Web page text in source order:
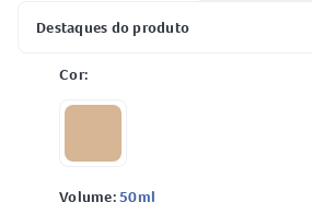
Destaques do produto
Cor:
Volume:50ml